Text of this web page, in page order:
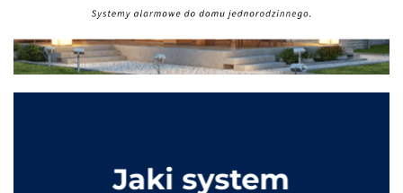
Jaki system